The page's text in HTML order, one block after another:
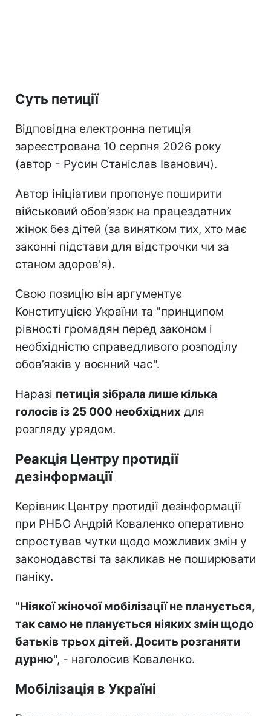
Суть петиції
Відповідна електронна петиція
зареєстрована 10 серпня 2026 року
(автор - Русин Станіслав Іванович).
Автор ініціативи пропонує поширити
військовий обов’язок на працездатних
жінок без дітей (за винятком тих, хто має
законні підстави для відстрочки чи за
станом здоров'я).
Свою позицію він аргументує
Конституцією України та "принципом
рівності громадян перед законом і
необхідністю справедливого розподілу
обов’язків у воєнний час".
Наразі петиція зібрала лише кілька
голосів із 25 000 необхідних для
розгляду урядом.
Реакція Центру протидії
дезінформації
Керівник Центру протидії дезінформації
при РНБО Андрій Коваленко оперативно
спростував чутки щодо можливих змін у
законодавстві та закликав не поширювати
паніку.
"Ніякої жіночої мобілізації не планується,
так само не планується ніяких змін щодо
батьків трьох дітей. Досить розганяти
дурню", - наголосив Коваленко.
Мобілізація в Україні